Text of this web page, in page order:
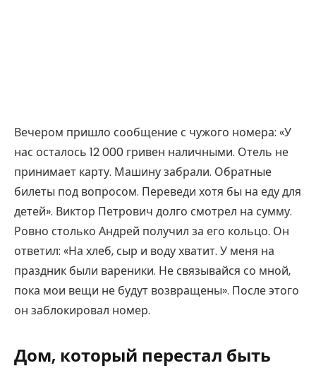
Вечером пришло сообщение с чужого номера: «У
нас осталось 12 000 гривен наличными. Отель не
принимает карту. Машину забрали. Обратные
билеты под вопросом. Переведи хотя бы на еду для
детей». Виктор Петрович долго смотрел на сумму.
Ровно столько Андрей получил за его кольцо. Он
ответил: «На хлеб, сыр и воду хватит. У меня на
праздник были вареники. Не связывайся со мной,
пока мои вещи не будут возвращены». После этого
он заблокировал номер.
Дом, который перестал быть